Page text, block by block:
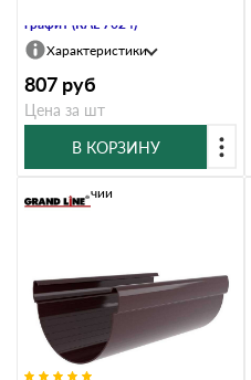
графит (RAL 7024)
Характеристики
807 руб
Цена за шт
В КОРЗИНУ
В наличии